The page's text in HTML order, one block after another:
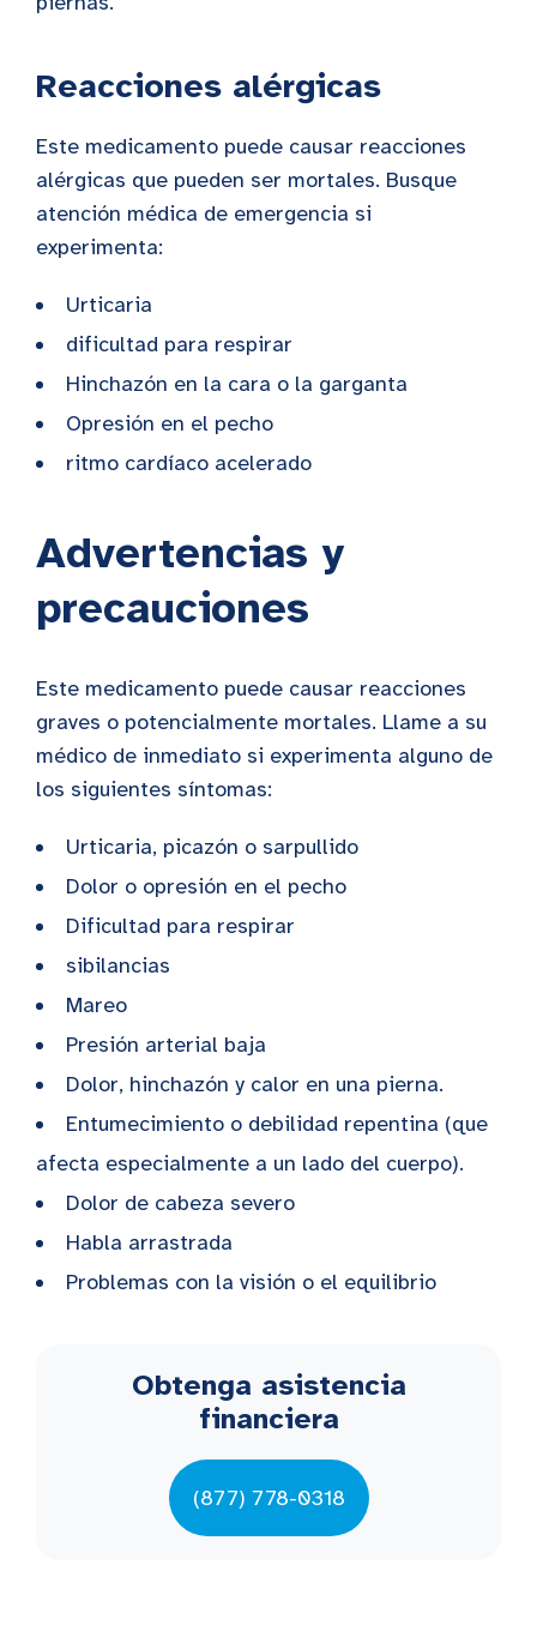
Reacciones alérgicas
Este medicamento puede causar reacciones
alérgicas que pueden ser mortales. Busque
atención médica de emergencia si
experimenta:
Urticaria
dificultad para respirar
Hinchazón en la cara o la garganta
Opresión en el pecho
ritmo cardíaco acelerado
Advertencias y
precauciones
Este medicamento puede causar reacciones
graves o potencialmente mortales. Llame a su
médico de inmediato si experimenta alguno de
los siguientes síntomas:
Urticaria, picazón o sarpullido
Dolor o opresión en el pecho
Dificultad para respirar
sibilancias
Mareo
Presión arterial baja
Dolor, hinchazón y calor en una pierna.
Entumecimiento o debilidad repentina (que
afecta especialmente a un lado del cuerpo).
Dolor de cabeza severo
Habla arrastrada
Problemas con la visión o el equilibrio
Obtenga asistencia
financiera
(877) 778-0318